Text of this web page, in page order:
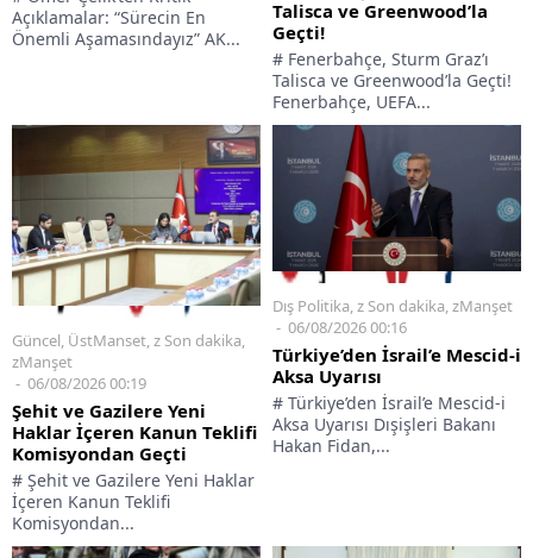
Açıklamalar: “Sürecin En
Önemli Aşamasındayız” AK...
Talisca ve Greenwood’la
Geçti!
# Fenerbahçe, Sturm Graz’ı
Talisca ve Greenwood’la Geçti!
Fenerbahçe, UEFA...
Güncel, ÜstManset,z Son dakika,
zManşet
06/08/2026 00:19
Şehit ve Gazilere Yeni
Haklar İçeren Kanun Teklifi
Komisyondan Geçti
# Şehit ve Gazilere Yeni Haklar
İçeren Kanun Teklifi
Komisyondan...
Dış Politika,z Son dakika,zManşet
06/08/2026 00:16
Türkiye’den İsrail’e Mescid-i
Aksa Uyarısı
# Türkiye’den İsrail’e Mescid-i
Aksa Uyarısı Dışişleri Bakanı
Hakan Fidan,...